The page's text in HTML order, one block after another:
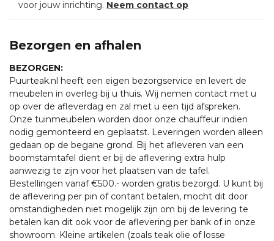
voor jouw inrichting. Neem contact op
Bezorgen en afhalen
BEZORGEN:
Puurteak.nl heeft een eigen bezorgservice en levert de
meubelen in overleg bij u thuis. Wij nemen contact met u
op over de afleverdag en zal met u een tijd afspreken.
Onze tuinmeubelen worden door onze chauffeur indien
nodig gemonteerd en geplaatst. Leveringen worden alleen
gedaan op de begane grond. Bij het afleveren van een
boomstamtafel dient er bij de aflevering extra hulp
aanwezig te zijn voor het plaatsen van de tafel.
Bestellingen vanaf €500.- worden gratis bezorgd. U kunt bij
de aflevering per pin of contant betalen, mocht dit door
omstandigheden niet mogelijk zijn om bij de levering te
betalen kan dit ook voor de aflevering per bank of in onze
showroom. Kleine artikelen (zoals teak olie of losse